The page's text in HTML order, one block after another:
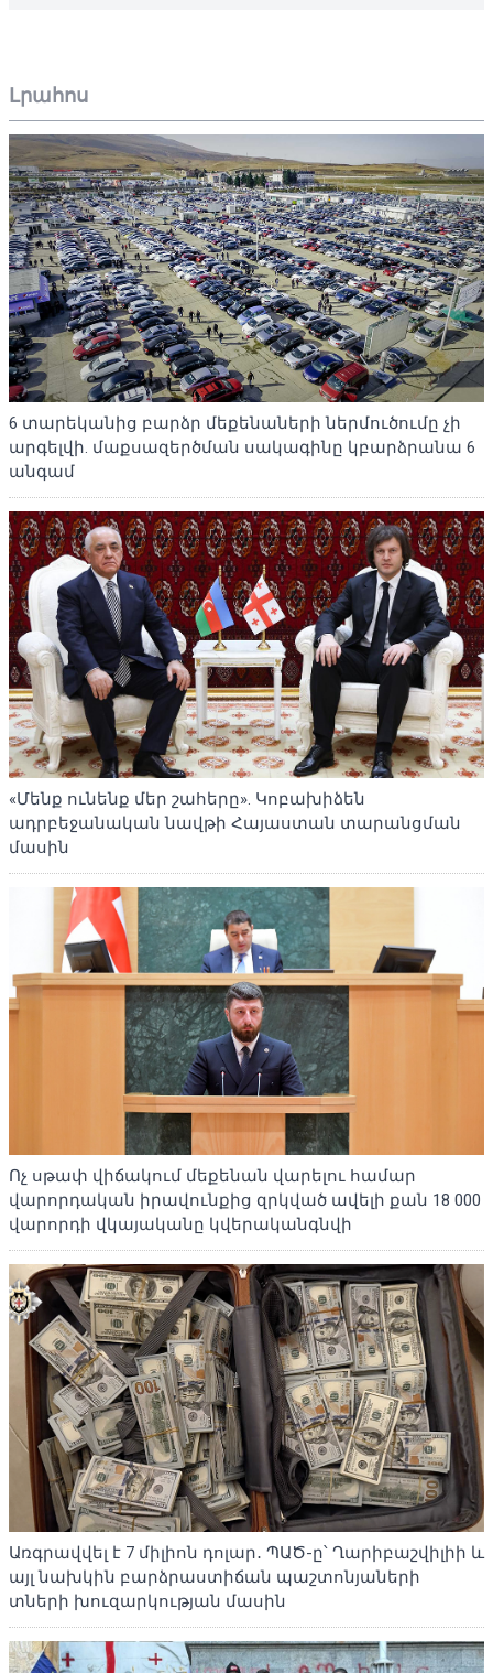
Լրահոս
6 տարեկանից բարձր մեքենաների ներմուծումը չի
արգելվի. մաքսազերծման սակագինը կբարձրանա 6
անգամ
«Մենք ունենք մեր շահերը». Կոբախիձեն
ադրբեջանական նավթի Հայաստան տարանցման
մասին
Ոչ սթափ վիճակում մեքենան վարելու համար
վարորդական իրավունքից զրկված ավելի քան 18 000
վարորդի վկայականը կվերականգնվի
Առգրավվել է 7 միլիոն դոլար․ ՊԱԾ-ը՝ Ղարիբաշվիլիի և
այլ նախկին բարձրաստիճան պաշտոնյաների
տների խուզարկության մասին